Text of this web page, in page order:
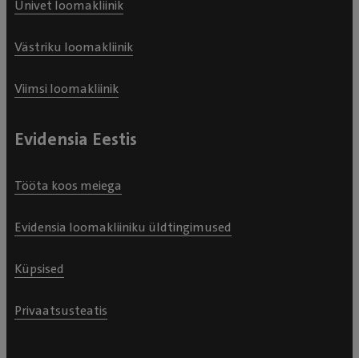
Univet loomakliinik
Västriku loomakliinik
Viimsi loomakliinik
Evidensia Eestis
Tööta koos meiega
Evidensia loomakliiniku üldtingimused
Küpsised
Privaatsusteatis